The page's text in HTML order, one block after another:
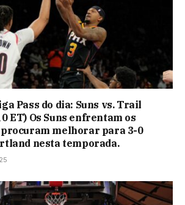
Pass do dia: Suns vs. Trail
ET) Os Suns enfrentam os
melhorar para 3-0
nesta temporada.